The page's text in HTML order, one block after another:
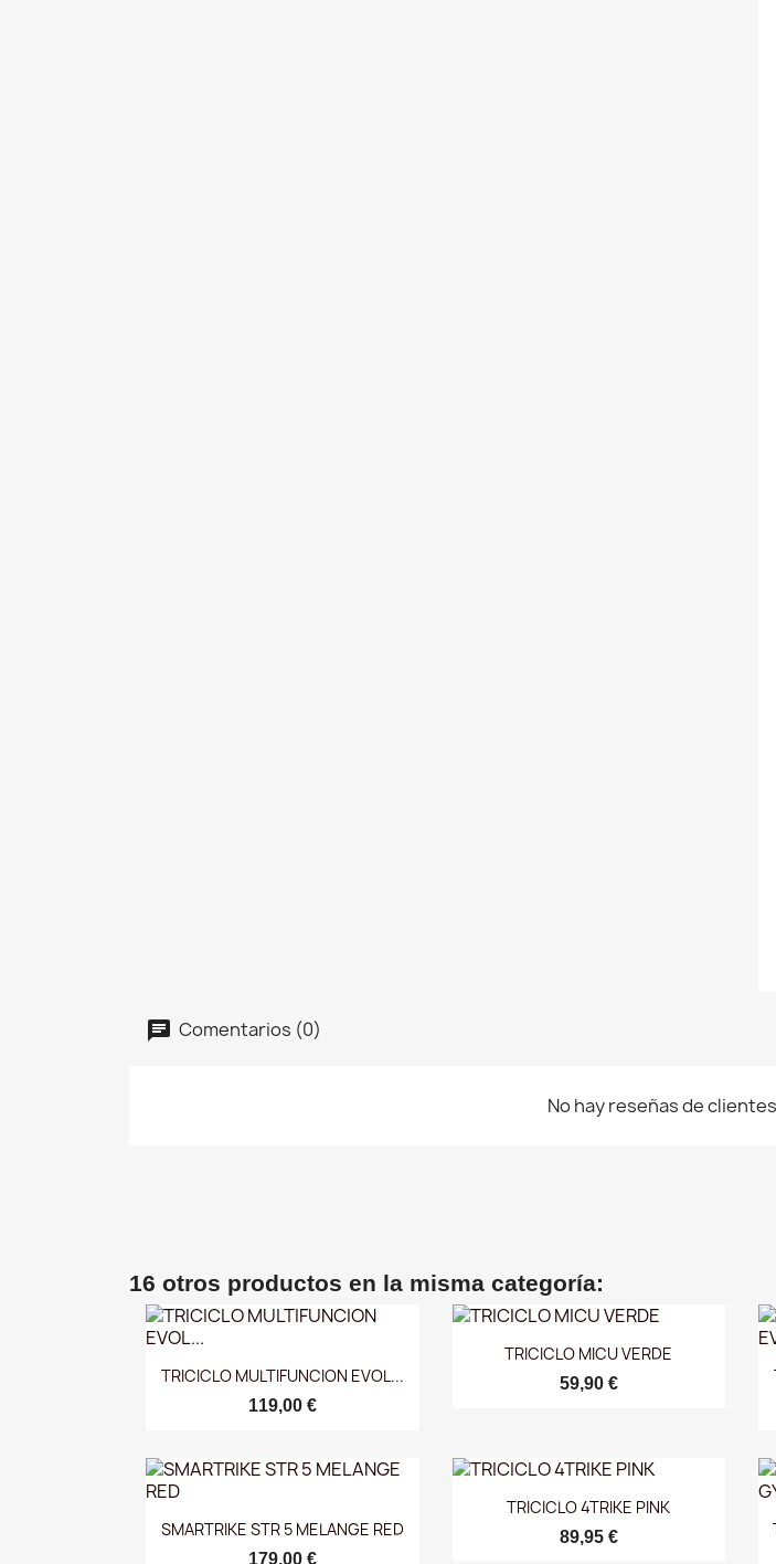
Comentarios (0)
No hay reseñas de
16 otros productos en la misma categoría:
Vista rápida
TRICICLO MULTIFUNCION EVOL...
119,00 €
Vista rápida
TRICICLO MICU VERDE
59,90 €
Vista rápida
SMARTRIKE STR 5 MELANGE RED
179,00 €
Vista rápida
TRICICLO 4TRIKE PINK
89,95 €